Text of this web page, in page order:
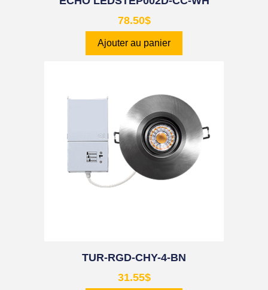
78.50$
Ajouter au panier
TUR-RGD-CHY-4-BN
31.55$